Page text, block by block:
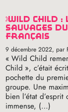
wild child : les enfants
sauvages
français
9 décembre 2022, par
« Wild Child
Child », c’était
pochette du
groupe. Une
bien l’état
immense, (…)